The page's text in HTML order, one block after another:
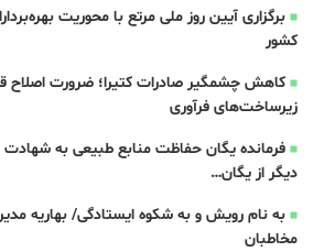
برگزاری آیین روز ملی مرتع با محوریت
کشور
کاهش چشمگیر صادرات کتیرا؛ ضرورت اصلاح
زیرساخت‌های فرآوری
دیگر از یگان…
به نام رویش و به شکوه‌ ایستادگی‌/ بهاریه
مخاطبان